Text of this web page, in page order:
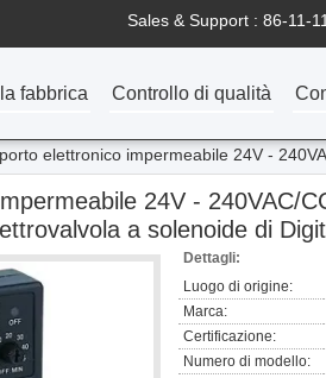
Sales & Support : 86-11-11
fabbrica Controllo di qualità
elettronico impermeabile 24V -
24V - 240VAC/
a solenoide di
Dettagli:
Luogo di origine:
Marca:
Certificazione:
Numero di modello: